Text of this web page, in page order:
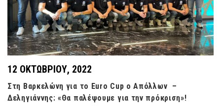
12 ΟΚΤΩΒΡΊΟΥ, 2022
Στη Βαρκελώνη για το Euro Cup ο Απόλλων –
Δεληγιάννης: «Θα παλέψουμε για την πρόκριση»!